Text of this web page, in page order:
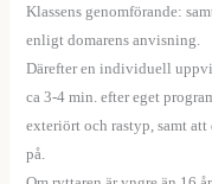
Klassens genomförande:
enligt domarens anvisning.
Därefter en individuell
ca 3-4 min. efter eget
exteriört och rastyp, samt att
på.